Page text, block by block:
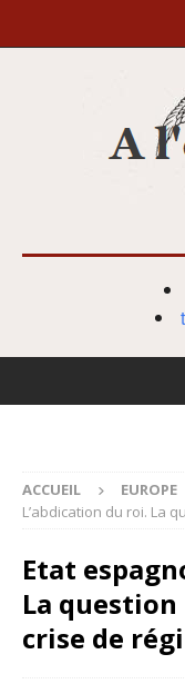
ACCUEIL EUROPE
L’abdication du roi. La
Etat
La
crise de